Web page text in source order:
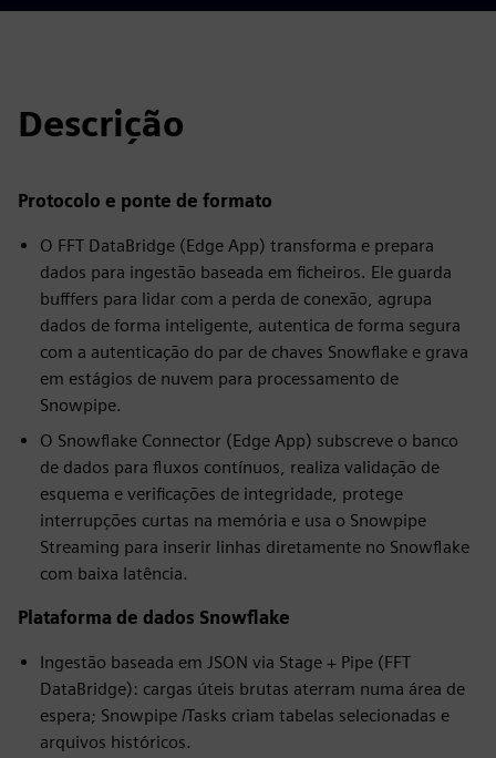
Descrição
Protocolo e ponte de formato
O FFT DataBridge (Edge App) transforma e prepara
dados para ingestão baseada em ficheiros. Ele guarda
bufffers para lidar com a perda de conexão, agrupa
dados de forma inteligente, autentica de forma segura
com a autenticação do par de chaves Snowflake e grava
em estágios de nuvem para processamento de
Snowpipe.
O Snowflake Connector (Edge App) subscreve o banco
de dados para fluxos contínuos, realiza validação de
esquema e verificações de integridade, protege
interrupções curtas na memória e usa o Snowpipe
Streaming para inserir linhas diretamente no Snowflake
com baixa latência.
Plataforma de dados Snowflake
Ingestão baseada em JSON via Stage + Pipe (FFT
DataBridge): cargas úteis brutas aterram numa área de
espera; Snowpipe /Tasks criam tabelas selecionadas e
arquivos históricos.